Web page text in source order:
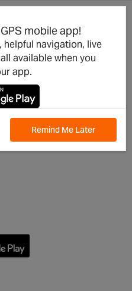
Negocios
de ciclismo
de Eventos
de Tours
Digitales
mobile app!
helpful navigation, live
available when you
app.
Remind Me Later